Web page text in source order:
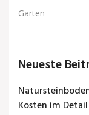
Garten
Neueste
Kosten im Detail